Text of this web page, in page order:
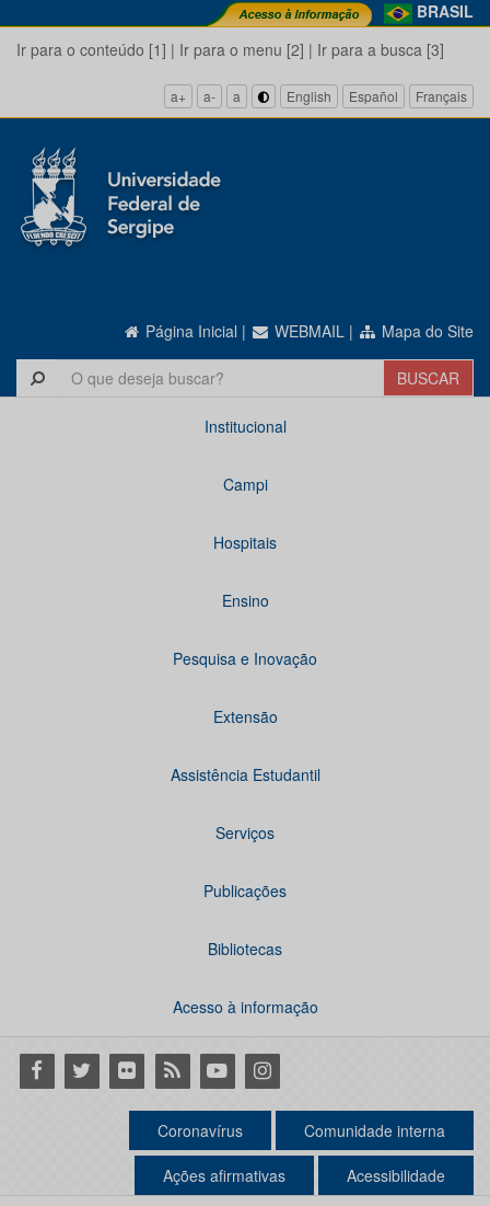
BRASIL
Ir para o conteúdo [1] | Ir para o menu [2] | Ir para a busca [3]
a+ a- a English Español Français
Página Inicial | WEBMAIL | Mapa do Site
Institucional
Campi
Hospitais
Ensino
Pesquisa e Inovação
Extensão
Assistência Estudantil
Serviços
Publicações
Bibliotecas
Acesso à informação
Facebook
Twitter Flickr RSS YoutubeInstagram
Coronavírus Comunidade interna
Ações afirmativas Acessibilidade